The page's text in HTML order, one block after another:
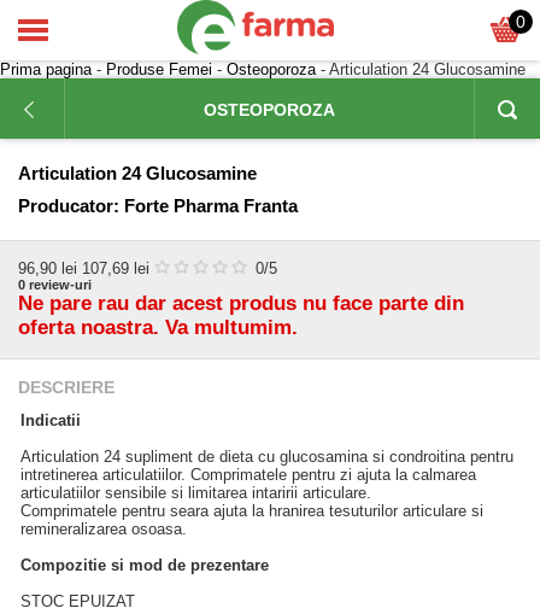
0
Prima pagina- Produse Femei - Osteoporoza- Articulation 24 Glucosamine
OSTEOPOROZA
Articulation 24 Glucosamine
Producator: Forte Pharma Franta
96,90 lei 107,69 lei 0/5
0 review-uri
Ne pare rau dar acest produs nu face parte din
oferta noastra. Va multumim.
DESCRIERE
Indicatii
Articulation 24 supliment de dieta cu glucosamina si condroitina pentru
intretinerea articulatiilor. Comprimatele pentru zi ajuta la calmarea
articulatiilor sensibile si limitarea intaririi articulare.
Comprimatele pentru seara ajuta la hranirea tesuturilor articulare si
remineralizarea osoasa.
Compozitie si mod de prezentare
STOC EPUIZAT